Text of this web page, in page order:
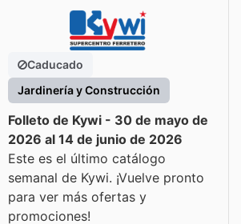
Caducado
Jardinería y Construcción
Folleto de Kywi - 30 de mayo de
2026 al 14 de junio de 2026
Este es el último catálogo
semanal de Kywi. ¡Vuelve pronto
para ver más ofertas y
promociones!